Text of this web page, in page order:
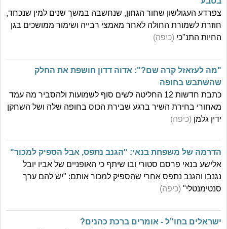
צפרדע העגולשון שחור הגחון, שנחשבה במשך שנים למין שנכחד,
חוזרת לשמורת החולה לאחר מאמצי רבייה ושימור ממושכים בגן
החיות התנ"כי (כיפה)
"מה לעזאזל קרה שם?": אדוה דדון חושפת את החלק
שהשתבש בחופה
כתבת חדשות 12 החליטה לשים סוף לשמועות ולהסביר מה עמד
מאחורי בחירת השיר ברגע שבירת הכוס בחופה שלה ושל השחקן
ידין גלמן (כיפה)
הדרמה של משפחת בנאי: "הגנב נתפס, אבל הספיק למכור"
אלישע בנאי פרסם סטורי ובו שיתף כי האופניים של אביו יובל
נגנבו והגנב נתפס אחרי שהספיק למכור אותם: "יש להם ערך
סנטימנטלי" (כיפה)
ישראלים בחו"ל - אומרים ברכת כהנים?